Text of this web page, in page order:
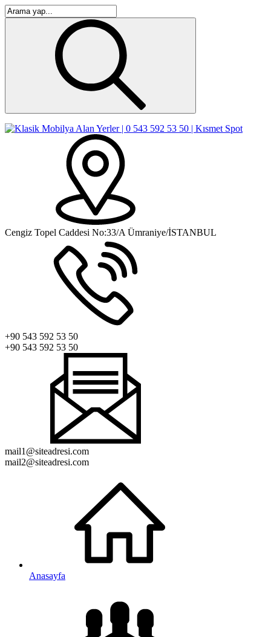
Cengiz Topel Caddesi No:33/A Ümraniye/İSTANBUL
+90 543 592 53 50
+90 543 592 53 50
mail1@siteadresi.com
mail2@siteadresi.com
Anasayfa